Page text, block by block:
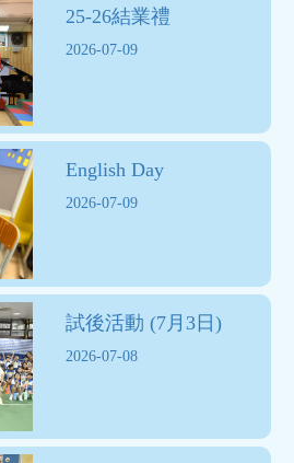
25-26結業禮
2026-07-09
English Day
2026-07-09
試後活動 (7月3日)
2026-07-08